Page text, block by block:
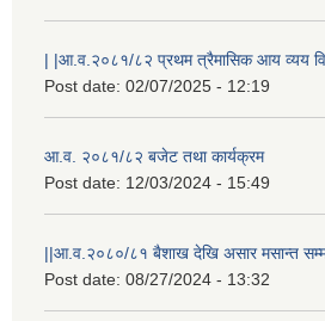
| |आ.व.२०८१/८२ प्रथम त्रैमासिक आय व्यय
Post date: 02/07/2025 - 12:19
आ.व. २०८१/८२ बजेट तथा कार्यक्रम
Post date: 12/03/2024 - 15:49
||आ.व.२०८०/८१ बैशाख देखि असार मसान्त
Post date: 08/27/2024 - 13:32